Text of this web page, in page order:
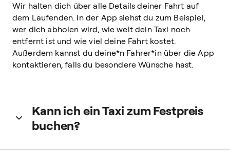
Wir halten dich über alle Details deiner Fahrt auf
dem Laufenden. In der App siehst du zum Beispiel,
wer dich abholen wird, wie weit dein Taxi noch
entfernt ist und wie viel deine Fahrt kostet.
Außerdem kannst du deine*n Fahrer*in über die App
kontaktieren, falls du besondere Wünsche hast.
Kann ich ein Taxi zum Festpreis
buchen?